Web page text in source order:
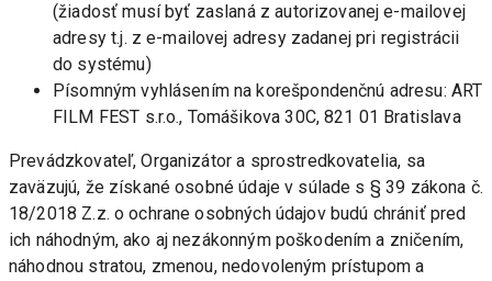
(žiadosť musí byť zaslaná z autorizovanej e-mailovej
adresy t.j. z e-mailovej adresy zadanej pri registrácii
do systému)
Písomným vyhlásením na korešpondenčnú adresu: ART
FILM FEST s.r.o., Tomášikova 30C, 821 01 Bratislava
Prevádzkovateľ, Organizátor a sprostredkovatelia, sa
zaväzujú, že získané osobné údaje v súlade s § 39 zákona č.
18/2018 Z.z. o ochrane osobných údajov budú chrániť pred
ich náhodným, ako aj nezákonným poškodením a zničením,
náhodnou stratou, zmenou, nedovoleným prístupom a